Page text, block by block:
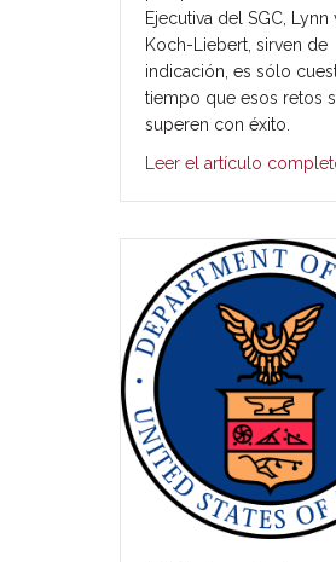
Ejecutiva del SGC, Lynn
Koch-Liebert, sirven de
indicación, es sólo
tiempo que esos retos
superen con éxito.
Leer el artículo